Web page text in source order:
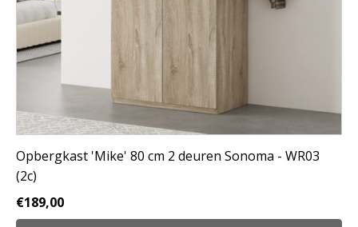
Opbergkast 'Mike' 80 cm 2 deuren Sonoma - WR03
(2c)
€189,00